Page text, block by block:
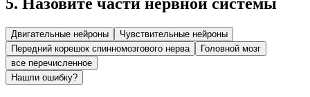
Двигательные нейроны
Чувствительные нейроны
Передний корешок спинномозгового нерва
Головной мозг
все перечисленное
Нашли ошибку?